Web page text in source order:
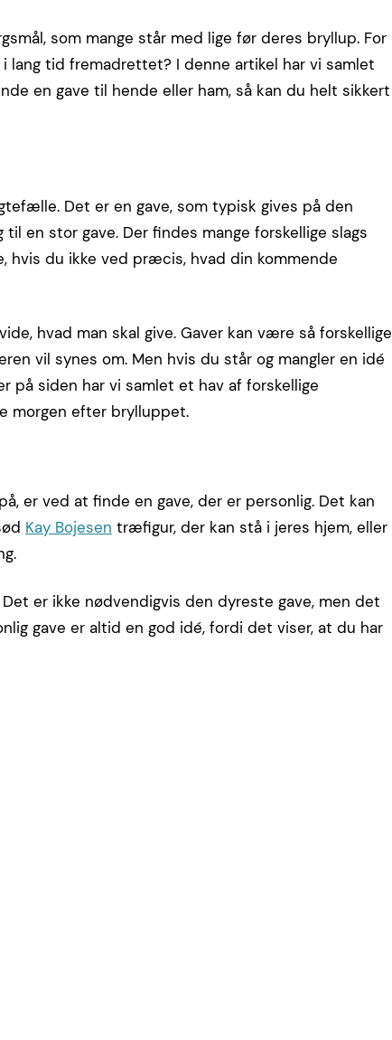
som mange står med lige før deres bryllup. For
lang tid fremadrettet? I denne artikel har vi samlet
en gave til hende eller ham, så kan du helt sikkert
Det er en gave, som typisk gives på den
en stor gave. Der findes mange forskellige slags
hvis du ikke ved præcis, hvad din kommende
hvad man skal give. Gaver kan være så forskellige
vil synes om. Men hvis du står og mangler en idé
på siden har vi samlet et hav af forskellige
morgen efter brylluppet.
er ved at finde en gave, der er personlig. Det kan
Kay Bojesen træfigur, der kan stå i jeres hjem, eller
er ikke nødvendigvis den dyreste gave, men det
gave er altid en god idé, fordi det viser, at du har